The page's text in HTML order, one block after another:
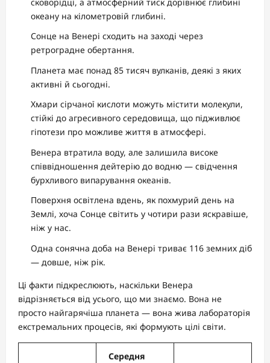
океану на кілометровій глибині.
Сонце на Венері сходить на заході через
ретроградне обертання.
Планета має понад 85 тисяч вулканів, деякі з яких
активні й сьогодні.
Хмари сірчаної кислоти можуть містити молекули,
стійкі до агресивного середовища, що підживлює
гіпотези про можливе життя в атмосфері.
Венера втратила воду, але залишила високе
співвідношення дейтерію до водню — свідчення
бурхливого випарування океанів.
Поверхня освітлена вдень, як похмурий день на
Землі, хоча Сонце світить у чотири рази яскравіше,
ніж у нас.
Одна сонячна доба на Венері триває 116 земних діб
— довше, ніж рік.
Ці факти підкреслюють, наскільки Венера
відрізняється від усього, що ми знаємо. Вона не
просто найгарячіша планета — вона жива лабораторія
екстремальних процесів, які формують цілі світи.
Середня